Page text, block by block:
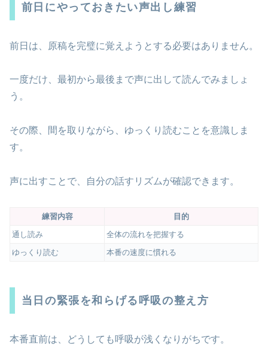
前日にやっておきたい声出し練習
前日は、原稿を完璧に覚えようとする必要はありません。
一度だけ、最初から最後まで声に出して読んでみましょ
う。
その際、間を取りながら、ゆっくり読むことを意識しま
す。
声に出すことで、自分の話すリズムが確認できます。
練習内容
目的
通し読み
全体の流れを把握する
ゆっくり読む
本番の速度に慣れる
当日の緊張を和らげる呼吸の整え方
本番直前は、どうしても呼吸が浅くなりがちです。